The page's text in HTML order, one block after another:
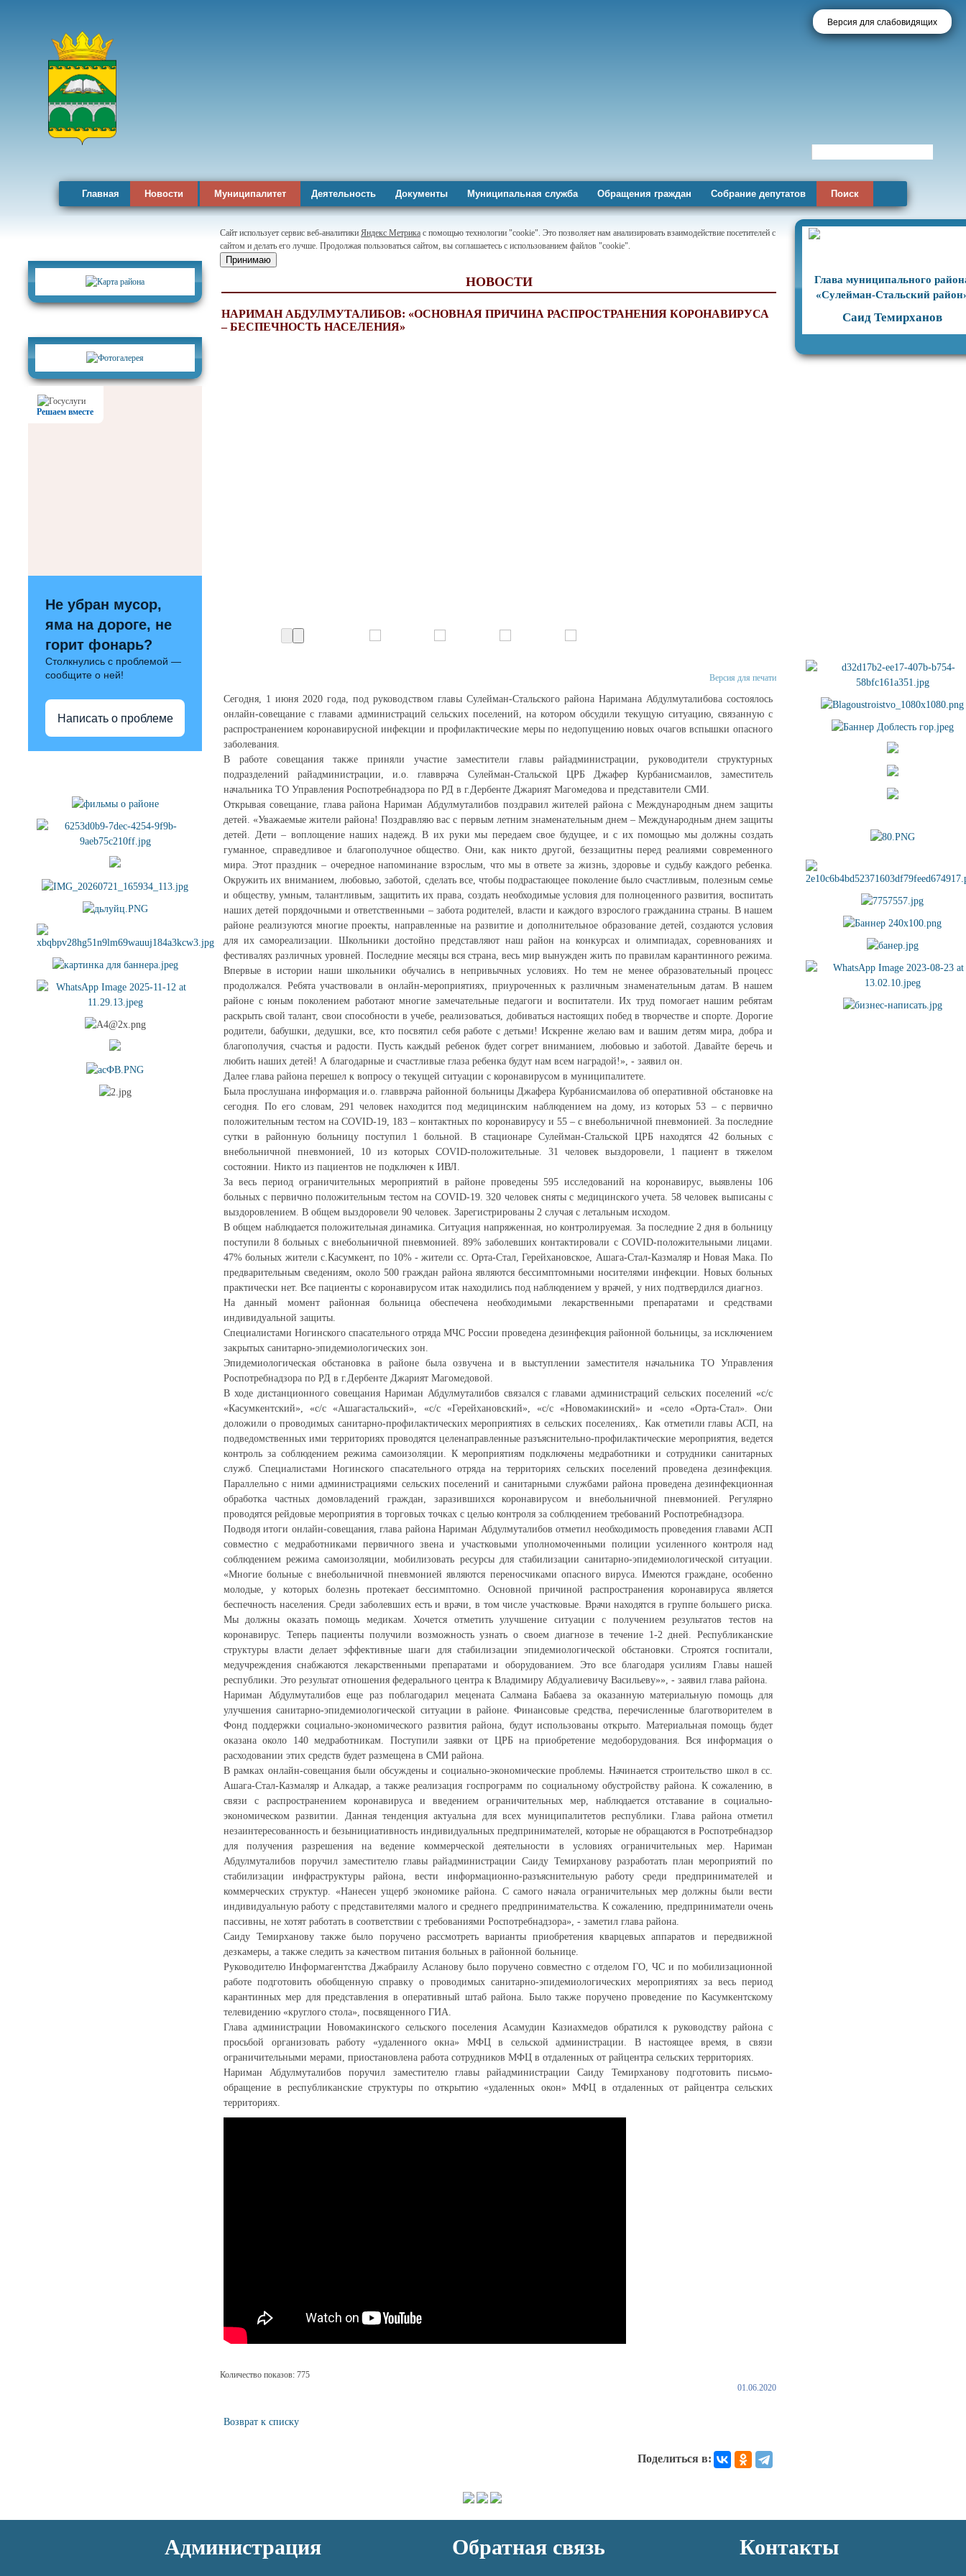
Версия для слабовидящих
Главная Новости Муниципалитет Деятельность Документы Муниципальная служба Обращения граждан Собрание депутатов Поиск
Решаем вместе
Не убран мусор,
яма на дороге, не
горит фонарь?
Столкнулись с проблемой —
сообщите о ней!
Написать о проблеме
Сайт использует сервис веб-аналитики Яндекс Метрика с помощью технологии "cookie". Это позволяет нам анализировать взаимодействие посетителей с
сайтом и делать его лучше. Продолжая пользоваться сайтом, вы соглашаетесь с использованием файлов "cookie".
Принимаю
НОВОСТИ
НАРИМАН АБДУЛМУТАЛИБОВ: «ОСНОВНАЯ ПРИЧИНА РАСПРОСТРАНЕНИЯ КОРОНАВИРУСА
– БЕСПЕЧНОСТЬ НАСЕЛЕНИЯ»
Версия для печати
Сегодня, 1 июня 2020 года, под руководством главы Сулейман-Стальского района Наримана Абдулмуталибова состоялось
онлайн-совещание с главами администраций сельских поселений, на котором обсудили текущую ситуацию, связанную с
распространением коронавирусной инфекции и профилактические меры по недопущению новых очагов вспышки опасного
заболевания.
В работе совещания также приняли участие заместители главы райадминистрации, руководители структурных
подразделений райадминистрации, и.о. главврача Сулейман-Стальской ЦРБ Джафер Курбанисмаилов, заместитель
начальника ТО Управления Роспотребнадзора по РД в г.Дербенте Джарият Магомедова и представители СМИ.
Открывая совещание, глава района Нариман Абдулмуталибов поздравил жителей района с Международным днем защиты
детей. «Уважаемые жители района! Поздравляю вас с первым летним знаменательным днем – Международным днем защиты
детей. Дети – воплощение наших надежд. В их руки мы передаем свое будущее, и с их помощью мы должны создать
гуманное, справедливое и благополучное общество. Они, как никто другой, беззащитны перед реалиями современного
мира. Этот праздник – очередное напоминание взрослым, что мы в ответе за жизнь, здоровье и судьбу каждого ребенка.
Окружить их вниманием, любовью, заботой, сделать все, чтобы подрастающее поколение было счастливым, полезным семье
и обществу, умным, талантливым, защитить их права, создать необходимые условия для полноценного развития, воспитать
наших детей порядочными и ответственными – забота родителей, власти и каждого взрослого гражданина страны. В нашем
районе реализуются многие проекты, направленные на развитие и дополнительное образование детей, создаются условия
для их самореализации. Школьники достойно представляют наш район на конкурсах и олимпиадах, соревнованиях и
фестивалях различных уровней. Последние месяцы вся страна, весь мир вынужден жить по правилам карантинного режима.
Впервые в истории наши школьники обучались в непривычных условиях. Но тем не менее образовательный процесс
продолжался. Ребята участвовали в онлайн-мероприятиях, приуроченных к различным знаменательным датам. В нашем
районе с юным поколением работают многие замечательные педагоги и воспитатели. Их труд помогает нашим ребятам
раскрыть свой талант, свои способности в учебе, реализоваться, добиваться настоящих побед в творчестве и спорте. Дорогие
родители, бабушки, дедушки, все, кто посвятил себя работе с детьми! Искренне желаю вам и вашим детям мира, добра и
благополучия, счастья и радости. Пусть каждый ребенок будет согрет вниманием, любовью и заботой. Давайте беречь и
любить наших детей! А благодарные и счастливые глаза ребенка будут нам всем наградой!», - заявил он.
Далее глава района перешел к вопросу о текущей ситуации с коронавирусом в муниципалитете.
Была прослушана информация и.о. главврача районной больницы Джафера Курбанисмаилова об оперативной обстановке на
сегодня. По его словам, 291 человек находится под медицинским наблюдением на дому, из которых 53 – с первично
положительным тестом на COVID-19, 183 – контактных по коронавирусу и 55 – с внебольничной пневмонией. За последние
сутки в районную больницу поступил 1 больной. В стационаре Сулейман-Стальской ЦРБ находятся 42 больных с
внебольничной пневмонией, 10 из которых COVID-положительные. 31 человек выздоровели, 1 пациент в тяжелом
состоянии. Никто из пациентов не подключен к ИВЛ.
За весь период ограничительных мероприятий в районе проведены 595 исследований на коронавирус, выявлены 106
больных с первично положительным тестом на COVID-19. 320 человек сняты с медицинского учета. 58 человек выписаны с
выздоровлением. В общем выздоровели 90 человек. Зарегистрированы 2 случая с летальным исходом.
В общем наблюдается положительная динамика. Ситуация напряженная, но контролируемая. За последние 2 дня в больницу
поступили 8 больных с внебольничной пневмонией. 89% заболевших контактировали с COVID-положительными лицами.
47% больных жители с.Касумкент, по 10% - жители сс. Орта-Стал, Герейхановское, Ашага-Стал-Казмаляр и Новая Мака. По
предварительным сведениям, около 500 граждан района являются бессимптомными носителями инфекции. Новых больных
практически нет. Все пациенты с коронавирусом итак находились под наблюдением у врачей, у них подтвердился диагноз.
На данный момент районная больница обеспечена необходимыми лекарственными препаратами и средствами
индивидуальной защиты.
Специалистами Ногинского спасательного отряда МЧС России проведена дезинфекция районной больницы, за исключением
закрытых санитарно-эпидемиологических зон.
Эпидемиологическая обстановка в районе была озвучена и в выступлении заместителя начальника ТО Управления
Роспотребнадзора по РД в г.Дербенте Джарият Магомедовой.
В ходе дистанционного совещания Нариман Абдулмуталибов связался с главами администраций сельских поселений «с/с
«Касумкентский», «с/с «Ашагастальский», «с/с «Герейхановский», «с/с «Новомакинский» и «село «Орта-Стал». Они
доложили о проводимых санитарно-профилактических мероприятиях в сельских поселениях,. Как отметили главы АСП, на
подведомственных ими территориях проводятся целенаправленные разъяснительно-профилактические мероприятия, ведется
контроль за соблюдением режима самоизоляции. К мероприятиям подключены медработники и сотрудники санитарных
служб. Специалистами Ногинского спасательного отряда на территориях сельских поселений проведена дезинфекция.
Параллельно с ними администрациями сельских поселений и санитарными службами района проведена дезинфекционная
обработка частных домовладений граждан, заразившихся коронавирусом и внебольничной пневмонией. Регулярно
проводятся рейдовые мероприятия в торговых точках с целью контроля за соблюдением требований Роспотребнадзора.
Подводя итоги онлайн-совещания, глава района Нариман Абдулмуталибов отметил необходимость проведения главами АСП
совместно с медработниками первичного звена и участковыми уполномоченными полиции усиленного контроля над
соблюдением режима самоизоляции, мобилизовать ресурсы для стабилизации санитарно-эпидемиологической ситуации.
«Многие больные с внебольничной пневмонией являются переносчиками опасного вируса. Имеются граждане, особенно
молодые, у которых болезнь протекает бессимптомно. Основной причиной распространения коронавируса является
беспечность населения. Среди заболевших есть и врачи, в том числе участковые. Врачи находятся в группе большего риска.
Мы должны оказать помощь медикам. Хочется отметить улучшение ситуации с получением результатов тестов на
коронавирус. Теперь пациенты получили возможность узнать о своем диагнозе в течение 1-2 дней. Республиканские
структуры власти делает эффективные шаги для стабилизации эпидемиологической обстановки. Строятся госпитали,
медучреждения снабжаются лекарственными препаратами и оборудованием. Это все благодаря усилиям Главы нашей
республики. Это результат отношения федерального центра к Владимиру Абдуалиевичу Васильеву»», - заявил глава района.
Нариман Абдулмуталибов еще раз поблагодарил мецената Салмана Бабаева за оказанную материальную помощь для
улучшения санитарно-эпидемиологической ситуации в районе. Финансовые средства, перечисленные благотворителем в
Фонд поддержки социально-экономического развития района, будут использованы открыто. Материальная помощь будет
оказана около 140 медработникам. Поступили заявки от ЦРБ на приобретение медоборудования. Вся информация о
расходовании этих средств будет размещена в СМИ района.
В рамках онлайн-совещания были обсуждены и социально-экономические проблемы. Начинается строительство школ в сс.
Ашага-Стал-Казмаляр и Алкадар, а также реализация госпрограмм по социальному обустройству района. К сожалению, в
связи с распространением коронавируса и введением ограничительных мер, наблюдается отставание в социально-
экономическом развитии. Данная тенденция актуальна для всех муниципалитетов республики. Глава района отметил
незаинтересованность и безынициативность индивидуальных предпринимателей, которые не обращаются в Роспотребнадзор
для получения разрешения на ведение коммерческой деятельности в условиях ограничительных мер. Нариман
Абдулмуталибов поручил заместителю главы райадминистрации Саиду Темирханову разработать план мероприятий по
стабилизации инфраструктуры района, вести информационно-разъяснительную работу среди предпринимателей и
коммерческих структур. «Нанесен ущерб экономике района. С самого начала ограничительных мер должны были вести
индивидуальную работу с представителями малого и среднего предпринимательства. К сожалению, предприниматели очень
пассивны, не хотят работать в соответствии с требованиями Роспотребнадзора», - заметил глава района.
Саиду Темирханову также было поручено рассмотреть варианты приобретения кварцевых аппаратов и передвижной
дезкамеры, а также следить за качеством питания больных в районной больнице.
Руководителю Информагентства Джабраилу Асланову было поручено совместно с отделом ГО, ЧС и по мобилизационной
работе подготовить обобщенную справку о проводимых санитарно-эпидемиологических мероприятиях за весь период
карантинных мер для представления в оперативный штаб района. Было также поручено проведение по Касумкентскому
телевидению «круглого стола», посвященного ГИА.
Глава администрации Новомакинского сельского поселения Асамудин Казиахмедов обратился к руководству района с
просьбой организовать работу «удаленного окна» МФЦ в сельской администрации. В настоящее время, в связи
ограничительными мерами, приостановлена работа сотрудников МФЦ в отдаленных от райцентра сельских территориях.
Нариман Абдулмуталибов поручил заместителю главы райадминистрации Саиду Темирханову подготовить письмо-
обращение в республиканские структуры по открытию «удаленных окон» МФЦ в отдаленных от райцентра сельских
территориях.
Количество показов: 775
01.06.2020
Возврат к списку
Поделиться в:
Глава муниципального
«Сулейман-Стальский
Саид Темирханов
Администрация Обратная связь Контакты